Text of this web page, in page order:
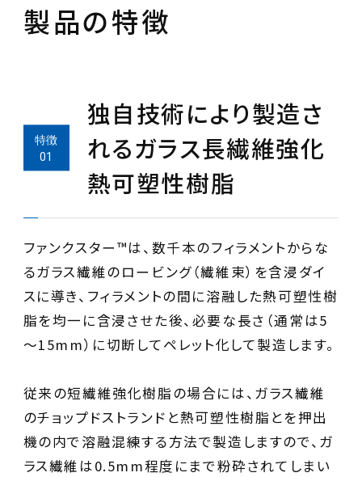
製品の特徴
独自技術により製造さ
れるガラス長繊維強化
熱可塑性樹脂
ファンクスター™は、数千本のフィラメントからな
るガラス繊維のロービング（繊維束）を含浸ダイ
スに導き、フィラメントの間に溶融した熱可塑性樹
脂を均一に含浸させた後、必要な長さ（通常は5
～15mm）に切断してペレット化して製造します。
従来の短繊維強化樹脂の場合には、ガラス繊維
のチョップドストランドと熱可塑性樹脂とを押出
機の内で溶融混練する方法で製造しますので、ガ
ラス繊維は0.5mm程度にまで粉砕されてしまい